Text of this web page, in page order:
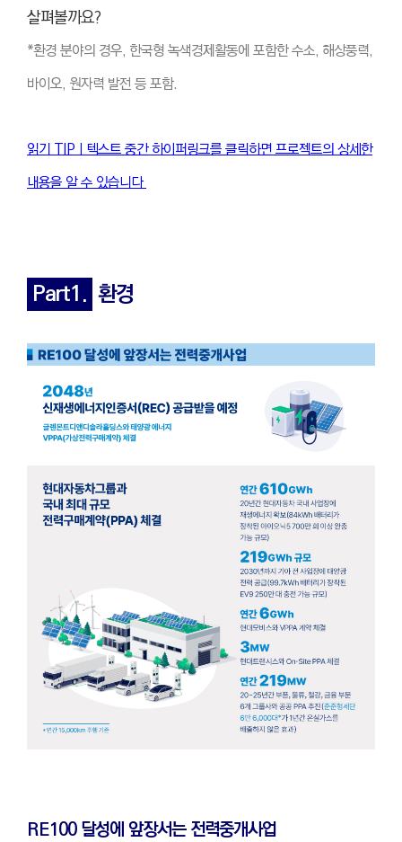
살펴볼까요?
*환경 분야의 경우, 한국형 녹색경제활동에 포함한 수소, 해상풍력,
바이오, 원자력 발전 등 포함.
읽기 TIPㅣ텍스트 중간 하이퍼링크를 클릭하면 프로젝트의 상세한
내용을 알 수 있습니다
Part1. 환경
RE100 달성에 앞장서는 전력중개사업